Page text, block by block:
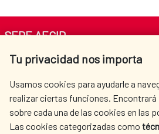
Tu privacidad nos importa
Usamos cookies para ayudarle a
realizar ciertas funciones.
sobre cada una de las cookies en las
Las cookies categorizadas como
SEDE AECID
Av. Reyes Católicos 4 - 28040 Madrid
centro.informacion@aecid.es
LA AECID